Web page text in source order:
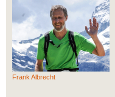
Frank Albrecht